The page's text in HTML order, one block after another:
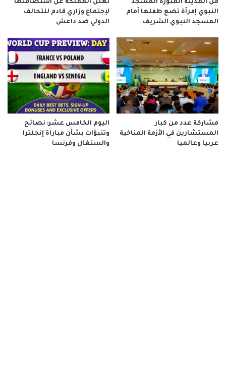
من المدينة المنورة المسجد
النبوي إمرأة تضع طفلها أمام
المسجد النبوي الشريف
تعلن المملكة عن استضافتها
لإجتماع وزاري قادم للتحالف
الدولي ضد داعش
مشاركة عدد من كبار
المستشارين في الأزمة المناخية
عربيا وعالميا
اليوم الخامس عشر: نصائح
وتنبؤات بشأن مباراة إنجلترا
والسنغال وفرنسا